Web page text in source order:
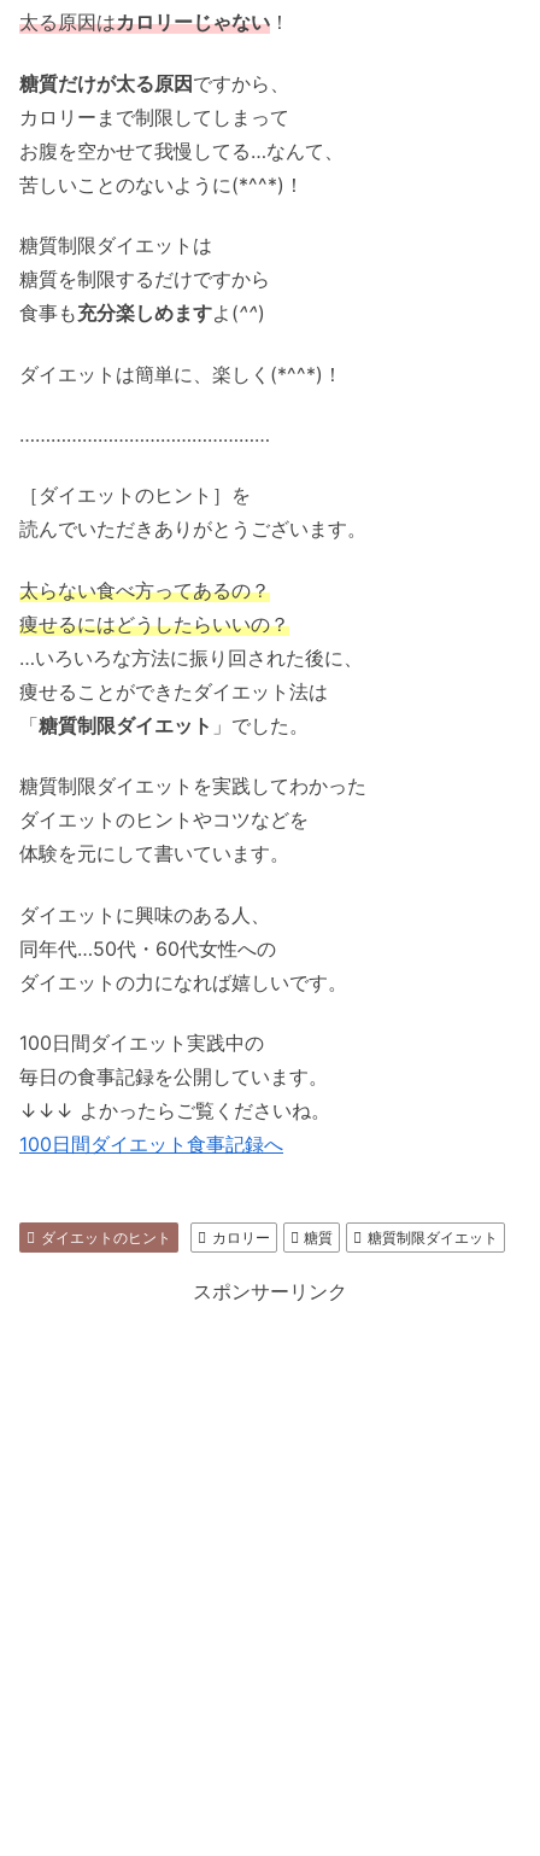
太る原因はカロリーじゃない ！
糖質だけが太る原因ですから、
カロリーまで制限してしまって
お腹を空かせて我慢してる…なんて、
苦しいことのないように(*^^*)！
糖質制限ダイエットは
糖質を制限するだけですから
食事も充分楽しめますよ(^^)
ダイエットは簡単に、楽しく(*^^*)！
…………………………………………
［ダイエットのヒント］を
読んでいただきありがとうございます。
太らない食べ方ってあるの？
痩せるにはどうしたらいいの？
…いろいろな方法に振り回された後に、
痩せることができたダイエット法は
「糖質制限ダイエット 」でした。
糖質制限ダイエットを実践してわかった
ダイエットのヒントやコツなどを
体験を元にして書いています。
ダイエットに興味のある人、
同年代…50代・60代女性への
ダイエットの力になれば嬉しいです。
100日間ダイエット実践中の
毎日の食事記録を公開しています。
↓↓↓ よかったらご覧くださいね。
100日間ダイエット食事記録へ
ダイエットのヒント カロリー 糖質 糖質制限ダイエット
スポンサーリンク